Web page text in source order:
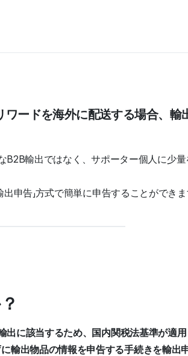
ードを海外に配送する場合、輸
B2B輸出ではなく、サポーター個人に少
申告」方式で簡単に申告することができ
出に該当するため、国内関税法基準が適
に輸出物品の情報を申告する手続きを輸出